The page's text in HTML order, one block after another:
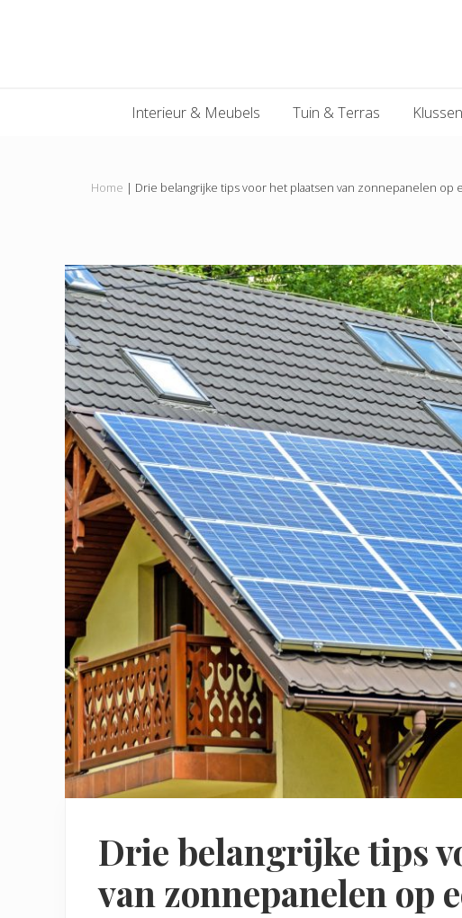
Interieur & Meubels Tuin & Terras
Home | Drie belangrijke tips voor het plaatsen van zonnepanelen op
Drie belangrijke tips
van zonnepanelen op